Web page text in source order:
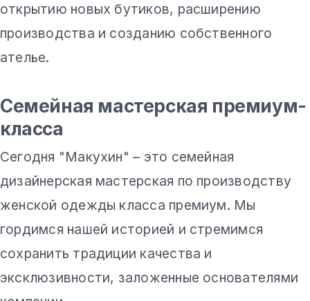
открытию новых бутиков, расширению
производства и созданию собственного
ателье.
Семейная мастерская премиум-
класса
Сегодня "Макухин" – это семейная
дизайнерская мастерская по производству
женской одежды класса премиум. Мы
гордимся нашей историей и стремимся
сохранить традиции качества и
эксклюзивности, заложенные основателями